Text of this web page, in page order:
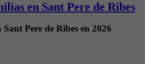
en Sant Pere de Ribes
Pere de Ribes en 2026